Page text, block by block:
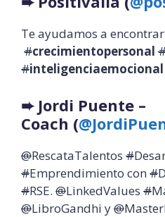
Te ayudamos a
#crecimientopersonal
#inteligenciaemocional
➨ Jordi Puente –
Coach (
@RescataTalentos #
#Emprendimiento con #
#RSE. @LinkedValues #
@LibroGandhi y@